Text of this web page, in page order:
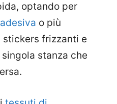
optando per
o più
frizzanti e
stanza che